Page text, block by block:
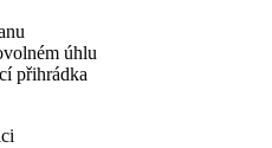
úhlu
přihrádka